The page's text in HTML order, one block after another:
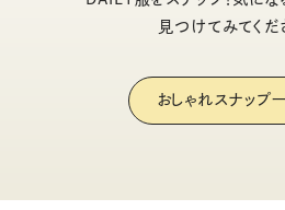
見つけてみてくだ
おしゃれスナップ